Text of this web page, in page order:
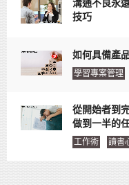
溝通不良永
技巧
如何具備產
學習專案管理
從開始者到
做到一半的
工作術 讀書